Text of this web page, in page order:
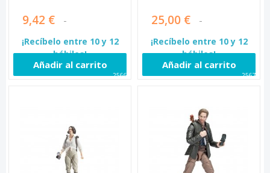
9,42 €
¡Recíbelo entre 10 y 12
hábiles!
Añadir al carrito
25669
25,00 €
¡Recíbelo entre 10 y 12
hábiles!
Añadir al carrito
25674